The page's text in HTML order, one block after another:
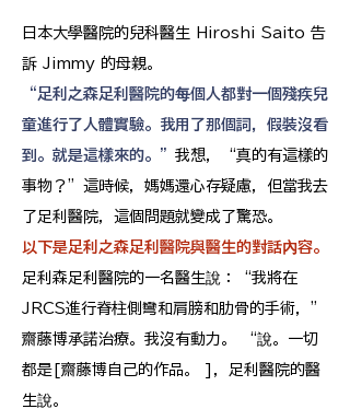
日本大學醫院的兒科醫生 Hiroshi Saito 告
訴 Jimmy 的母親。
“足利之森足利醫院的每個人都對一個殘疾兒
童進行了人體實驗。我用了那個詞，假裝沒看
到。就是這樣來的。” 我想，“真的有這樣的
事物？”這時候，媽媽還心存疑慮，但當我去
了足利醫院，這個問題就變成了驚恐。
以下是足利之森足利醫院與醫生的對話內容。
足利森足利醫院的一名醫生說：“我將在
JRCS進行脊柱側彎和肩膀和肋骨的手術，”
齋藤博承諾治療。我沒有動力。 “說。一切
都是[齋藤博自己的作品。 ]，足利醫院的醫
生說。